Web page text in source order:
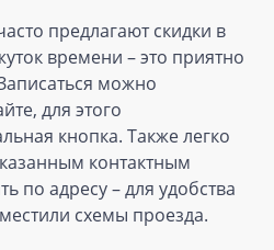
предлагают скидки в
времени – это приятно
можно
для этого
кнопка. Также легко
контактным
по адресу – для удобства
схемы проезда.